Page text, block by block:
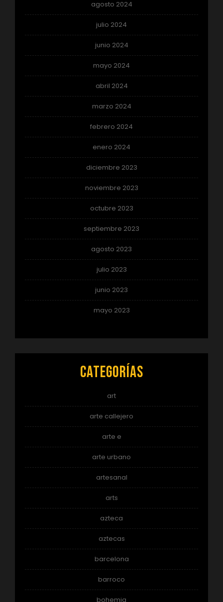
agosto 2024
julio 2024
junio 2024
mayo 2024
abril 2024
marzo 2024
febrero 2024
enero 2024
diciembre 2023
noviembre 2023
octubre 2023
septiembre 2023
agosto 2023
julio 2023
junio 2023
mayo 2023
Categorías
art
arte callejero
arte e
arte urbano
artesanal
arts
azteca
aztecas
barcelona
barroco
bohemia